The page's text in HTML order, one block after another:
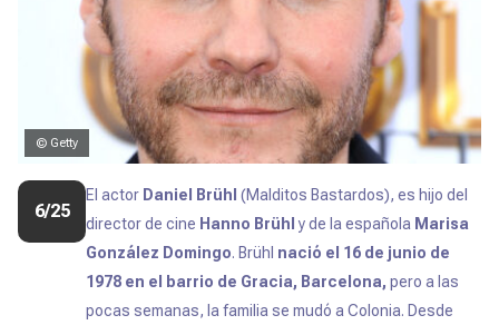
© Getty
6/25
El actor Daniel Brühl (Malditos Bastardos), es hijo del
director de cine Hanno Brühly de la española Marisa
González Domingo. Brühl nació el 16 de junio de
1978 en el barrio de Gracia, Barcelona,pero a las
pocas semanas, la familia se mudó a Colonia. Desde